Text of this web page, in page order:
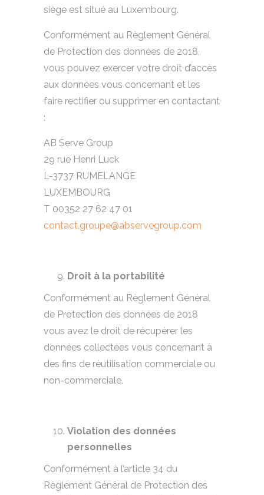
siège est situé au Luxembourg.
Conformément au Règlement Général
de Protection des données de 2018,
vous pouvez exercer votre droit d’accès
aux données vous concernant et les
faire rectifier ou supprimer en contactant
:
AB Serve Group
29 rue Henri Luck
L-3737 RUMELANGE
LUXEMBOURG
T 00352 27 62 47 01
contact.groupe@abservegroup.com
Droit à la portabilité
Conformément au Règlement Général
de Protection des données de 2018
vous avez le droit de récupérer les
données collectées vous concernant à
des fins de réutilisation commerciale ou
non-commerciale.
Violation des données
personnelles
Conformément à l’article 34 du
Règlement Général de Protection des